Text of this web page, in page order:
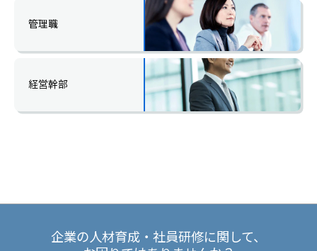
管理職
経営幹部
企業の人材育成・社員研修に関して、